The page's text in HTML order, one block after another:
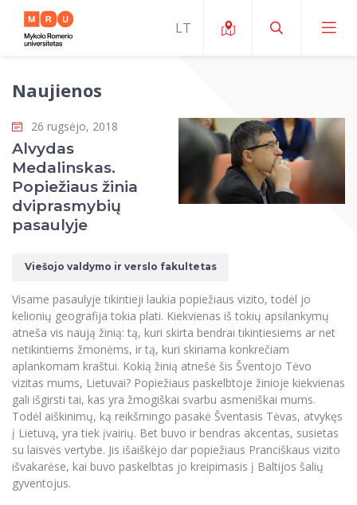
Apie ERUA
Naujienos ir renginiai
Galimybės
Komanda ir kontaktai
Studijų organizavimas ir aplinka
Finansai
Studentų namai
Estetinis ugdymas
Pramoginių šokių kolektyvas ,,Bolero”
Universiteto teatras
MRU pop vokalinis ansamblis (vadovas Artūras
Novikas)
MRU merginų choras
Dokumentai reglamentuojantys studijas
Neformaliuoju ir (ar) savišvietos būdu įgytų
kompetencijų vertinimas ir pripažinimas
Studijų organizavimas
Studijų kokybė
Tarptautiniai mainai
Studentams
Erasmus+ mobilumas studijoms (SMS)
Erasmus+ mobilumas praktikoms (SMP)
Kitos galimybės
Darbuotojams
Partnerystės
Azijos centras
Vilniaus Karaliaus Sedžiongo institutas
Frankofoniškų šalių studijų centras
Skaitmeniniai ženkliukai
Karjeros centras
Emocinė gerovė
MOin – MRU Mokslo ir inovacijų savaitė
Mokslo programos
Tarptautinių ekspertų tinklas
Atitikties mokslinių tyrimų etikai komitetas
Mokslo laboratorijos
Žmogaus, aplinkos ir technologijų (HET)
Doktorantūra
Projektai
Apie MRU
Reitingai
Universiteto garbės nariai
Veiklos dokumentai
Akademinė etika
Darbas MRU
Žmogaus ir visuomenės studijų fakultetas
Viešojo valdymo ir verslo fakultetas
Sūduvos akademija
Pranešimai spaudai
Ekspertų sąrašas
Renginių kalendorius
Tinklalaidės
Bakalauro studijos
Magistrantūros studijos
Vadovų MBA
Švietimo ir kultūros vadovų MPA
Naujienos
26 rugsėjo, 2018
Alvydas
Medalinskas.
Popiežiaus žinia
dviprasmybių
pasaulyje
Viešojo valdymo ir verslo fakultetas
Visame pasaulyje tikintieji laukia popiežiaus vizito, todėl jo
kelionių geografija tokia plati. Kiekvienas iš tokių apsilankymų
atneša vis naują žinią: tą, kuri skirta bendrai tikintiesiems ar net
netikintiems žmonėms, ir tą, kuri skiriama konkrečiam
aplankomam kraštui. Kokią žinią atnešė šis Šventojo Tėvo
vizitas mums, Lietuvai? Popiežiaus paskelbtoje žinioje kiekvienas
gali išgirsti tai, kas yra žmogiškai svarbu asmeniškai mums.
Todėl aiškinimų, ką reikšmingo pasakė Šventasis Tėvas, atvykęs
į Lietuvą, yra tiek įvairių. Bet buvo ir bendras akcentas, susietas
su laisvės vertybe. Jis išaiškėjo dar popiežiaus Pranciškaus vizito
išvakarėse, kai buvo paskelbtas jo kreipimasis į Baltijos šalių
gyventojus.